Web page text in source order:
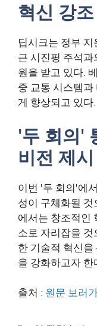
혁신 강조
딥시크는 정부
근 시진핑 주석
원을 받고 있다.
중 교통 시스템
게 향상되고 있다.
'두 회의'
비전 제시
이번 '두 회의'에
성이 구체화될
에서는 창조적인
소로 자리잡을
한 기술적 혁신
을 강화하고자 한
출처 : 원문 보러